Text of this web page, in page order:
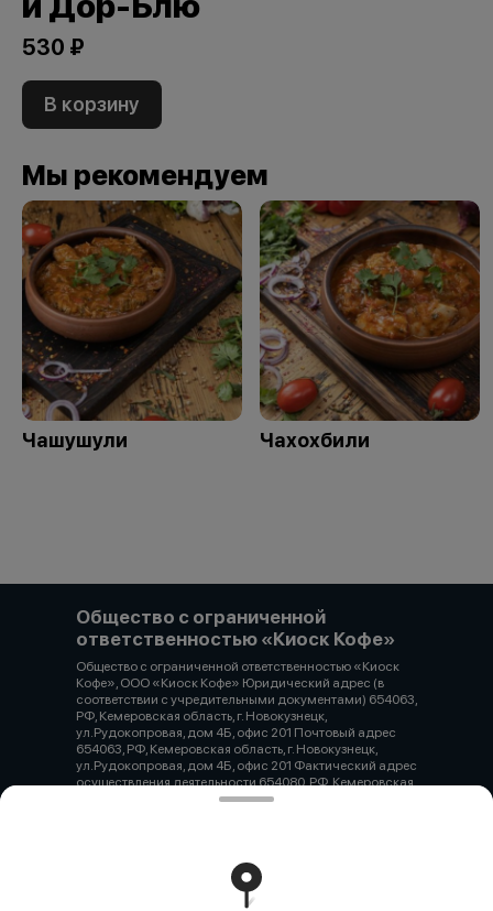
530 ₽
В корзину
Мы рекомендуем
Чашушули Чахохбили
Общество с ограниченной
ответственностью «Киоск Кофе»
Общество с ограниченной ответственностью «Киоск
Кофе», ООО «Киоск Кофе» Юридический адрес (в
соответствии с учредительными документами) 654063,
РФ, Кемеровская область, г. Новокузнецк,
ул.Рудокопровая, дом 4Б, офис 201 Почтовый адрес
654063, РФ, Кемеровская область, г. Новокузнецк,
ул.Рудокопровая, дом 4Б, офис 201 Фактический адрес
осуществления деятельности 654080, РФ, Кемеровская
область, г. Новокузнецк, проспект Н.С. Ермакова, дом
30101810145250000411 Наименование учреждения
банка Филиал «Центральный» банка ВТБ (публичное
акционерное общество) в г. Москва